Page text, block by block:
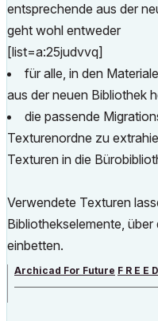
entsprechende aus der
geht wohl entweder
[list=a:25judvvq]
für alle, in den
aus der neuen Bibliothek
die passende
Texturenordne zu
Texturen in die
Verwendete Texturen
Bibliothekselemente, über
einbetten.
Archicad For Future F R E E